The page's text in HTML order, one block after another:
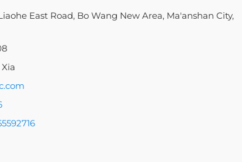
East Road, Bo Wang New Area, Ma'anshan City,